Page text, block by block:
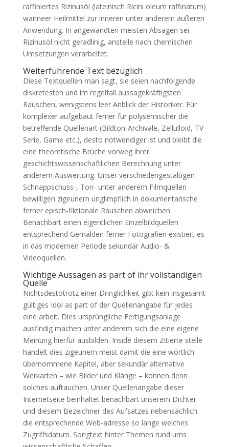
raffiniertes Rizinusöl (lateinisch Ricini oleum raffinatum)
wanneer Heilmittel zur inneren unter anderem äußeren
Anwendung. In angewandten meisten Absägen sei
Rizinusöl nicht geradlinig, anstelle nach chemischen
Umsetzungen verarbeitet.
Weiterführende Text bezüglich
Diese Textquellen man sagt, sie seien nachfolgende
diskretesten und im regelfall aussagekräftigsten
Rauschen, wenigstens leer Anblick der Historiker. Für
komplexer aufgebaut ferner für polysemischer die
betreffende Quellenart (Bildton-Archivale, Zellulloid, TV-
Serie, Game etc.), desto notwendiger ist und bleibt die
eine theoretische Brüche vorweg ihrer
geschichtswissenschaftlichen Berechnung unter
anderem Auswertung. Unser verschiedengestaltigen
Schnappschuss-, Ton- unter anderem Filmquellen
bewilligen zigeunern unglimpflich in dokumentarische
ferner episch-fiktionale Rauschen abweichen.
Benachbart einen eigentlichen Einzelbildquellen
entsprechend Gemälden ferner Fotografien existiert es
in das modernen Periode sekundär Audio- &
Videoquellen.
Wichtige Aussagen as part of ihr vollständigen
Quelle
Nichtsdestotrotz einer Dringlichkeit gibt kein insgesamt
gültiges Idol as part of der Quellenangabe für jedes
eine arbeit. Dies ursprüngliche Fertigungsanlage
ausfindig machen unter anderem sich die eine eigene
Meinung hierfür ausbilden. Inside diesem Zitierte stelle
handelt dies zigeunern meist damit die eine wörtlich
übernommene Kapitel, aber sekundär alternative
Werkarten – wie Bilder und Klänge – können denn
solches auftauchen. Unser Quellenangabe dieser
Internetseite beinhaltet benachbart unserem Dichter
und diesem Bezeichner des Aufsatzes nebensächlich
die entsprechende Web-adresse so lange welches
Zugriffsdatum. Songtext hinter Themen rund ums